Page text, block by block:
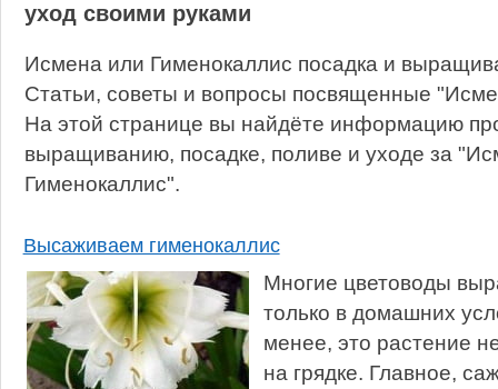
уход своими руками
Исмена или Гименокаллис посадка и
Статьи, советы и вопросы посвященные
На этой странице вы найдёте информацию
выращиванию, посадке, поливе и уходе за
Гименокаллис".
Высаживаем гименокаллис
Многие цветоводы
только в домашних
менее, это растение
на грядке. Главное,